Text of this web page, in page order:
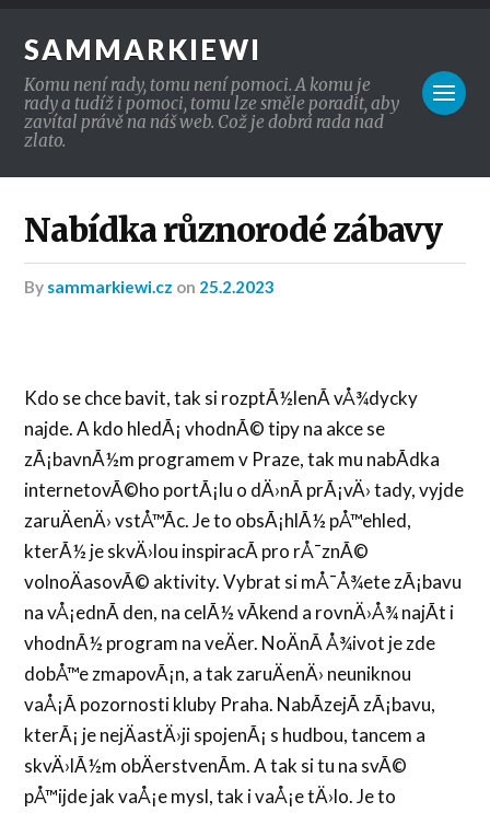
SAMMARKIEWI
Komu není rady, tomu není pomoci. A komu je
rady a tudíž i pomoci, tomu lze směle poradit, aby
zavítal právě na náš web. Což je dobrá rada nad
zlato.
Nabídka různorodé zábavy
by sammarkiewi.cz on 25.2.2023
Kdo se chce bavit, tak si rozptÃ½lenÃ­ vÅ¾dycky
najde. A kdo hledÃ¡ vhodnÃ© tipy na akce se
zÃ¡bavnÃ½m programem v Praze, tak mu nabÃ­dka
internetovÃ©ho portÃ¡lu o dÄ›nÃ­ prÃ¡vÄ› tady, vyjde
zaruÄenÄ› vstÅ™Ã­c. Je to obsÃ¡hlÃ½ pÅ™ehled,
kterÃ½ je skvÄ›lou inspiracÃ­ pro rÅ¯znÃ©
volnoÄasovÃ© aktivity. Vybrat si mÅ¯Å¾ete zÃ¡bavu
na vÅ¡ednÃ­ den, na celÃ½ vÃ­kend a rovnÄ›Å¾ najÃ­t i
vhodnÃ½ program na veÄer. NoÄnÃ­ Å¾ivot je zde
dobÅ™e zmapovÃ¡n, a tak zaruÄenÄ› neuniknou
vaÅ¡Ã­ pozornostikluby Praha. NabÃ­zejÃ­ zÃ¡bavu,
kterÃ¡ je nejÄastÄ›ji spojenÃ¡ s hudbou, tancem a
skvÄ›lÃ½m obÄerstvenÃ­m. A tak si tu na svÃ©
pÅ™ijde jak vaÅ¡e mysl, tak i vaÅ¡e tÄ›lo. Je to